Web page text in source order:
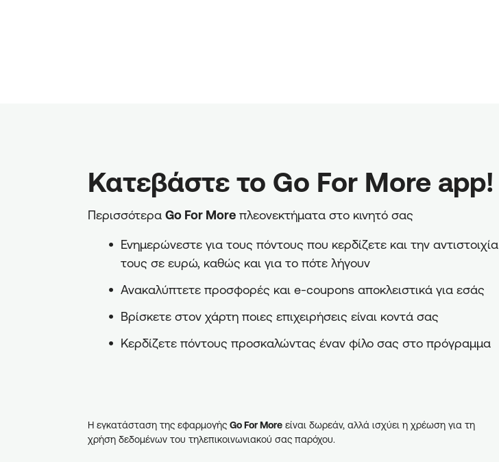
Κατεβάστε το Go For More app!
Περισσότερα Go For More πλεονεκτήματα στο κινητό σας
Ενημερώνεστε για τους πόντους που κερδίζετε και την αντιστοιχία
τους σε ευρώ, καθώς και για το πότε λήγουν
Ανακαλύπτετε προσφορές και e-coupons αποκλειστικά για εσάς
Βρίσκετε στον χάρτη ποιες επιχειρήσεις είναι κοντά σας
Κερδίζετε πόντους προσκαλώντας έναν φίλο σας στο πρόγραμμα
Η εγκατάσταση της εφαρμογής Go For More είναι δωρεάν, αλλά ισχύει η χρέωση για τη
χρήση δεδομένων του τηλεπικοινωνιακού σας παρόχου.